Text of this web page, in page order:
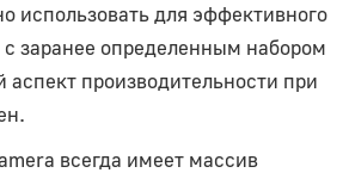
Node.js и NPM
Vue.js
использовать для эффективного
заранее определенным набором
производительности при
всегда имеет массив